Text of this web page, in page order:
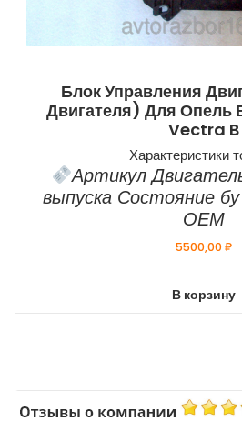
Блок Управления
Двигателя) Для Опель
Vectra B
Характеристики
Артикул
выпуска Состояние
ОЕМ
5500,00₽
В корзину